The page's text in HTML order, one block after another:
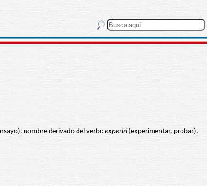
nombre derivado del verboexperiri(experimentar, probar),